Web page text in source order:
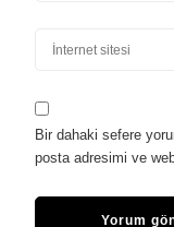
Bir dahaki sefere
posta adresimi ve